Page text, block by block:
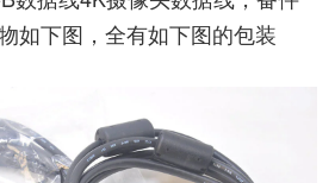
如下图，全有如下图的包装